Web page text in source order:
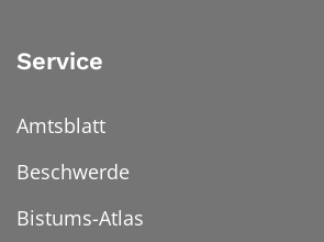
Service
Amtsblatt
Beschwerde
Bistums-Atlas